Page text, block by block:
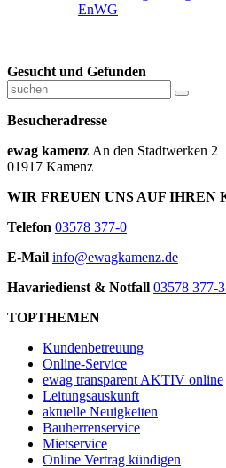
EnWG
Gesucht und Gefunden
Besucheradresse
ewag kamenz An den Stadtwerken 2
01917 Kamenz
WIR FREUEN UNS AUF IHREN
Telefon 03578 377-0
E-Mail info@ewagkamenz.de
Havariedienst & Notfall 03578 377-
TOPTHEMEN
Kundenbetreuung
Online-Service
ewag transparent AKTIV online
Leitungsauskunft
aktuelle Neuigkeiten
Bauherrenservice
Mietservice
Online Vertrag kündigen